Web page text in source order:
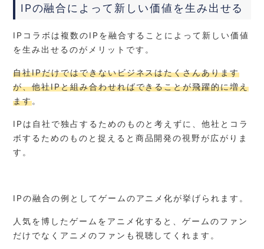
IPの融合によって新しい価値を生み出せる
IPコラボは複数のIPを融合することによって新しい価値
を生み出せるのがメリットです。
自社IPだけではできないビジネスはたくさんあります
が、他社IPと組み合わせればできることが飛躍的に増え
ます。
IPは自社で独占するためのものと考えずに、他社とコラ
ボするためのものと捉えると商品開発の視野が広がりま
す。
IPの融合の例としてゲームのアニメ化が挙げられます。
人気を博したゲームをアニメ化すると、ゲームのファン
だけでなくアニメのファンも視聴してくれます。